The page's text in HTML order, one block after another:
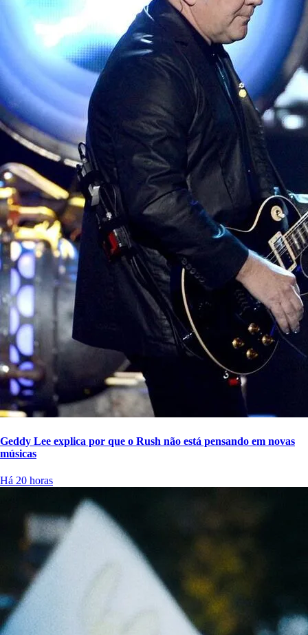
Geddy Lee explica por que o Rush não está pensando em novas
músicas
Há 20 horas